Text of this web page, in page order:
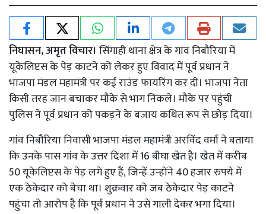
निघासन, अमृत विचार। सिंगाही थाना क्षेत्र के गांव निबौरिया में
यूकेलिप्टस के पेड़ काटने को लेकर हुए विवाद में पूर्व प्रधान ने
भाजपा मंडल महामंत्री पर कई राउंड फायरिंग कर दी। भाजपा नेता
किसी तरह जान बचाकर मौके से भाग निकले। मौके पर पहुंची
पुलिस ने पूर्व प्रधान को पकड़ने के बजाय कथित रूप से छोड़ दिया।
गांव निबौरिया निवासी भाजपा मंडल महामंत्री अरविंद वर्मा ने बताया
कि उनके पास गांव के उत्तर दिशा में 16 बीघा खेत है। खेत में करीब
50 यूकेलिप्टस के पेड़ लगे हुए हैं, जिन्हें उन्होंने 40 हजार रुपये में
एक ठेकेदार को बेचा था। शुक्रवार को जब ठेकेदार पेड़ काटने
पहुंचा तो आरोप है कि पूर्व प्रधान ने उसे गाली देकर भगा दिया।